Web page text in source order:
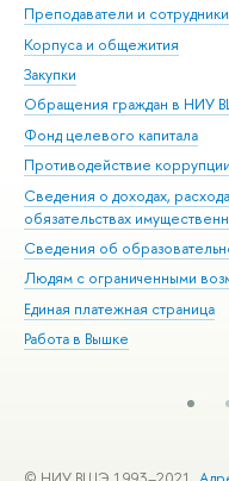
Преподаватели и сотрудники
Корпуса и общежития
Закупки
Обращения граждан в НИУ
Фонд целевого капитала
Противодействие коррупции
Сведения о доходах,
обязательствах
Сведения об
Людям с ограниченными
Единая платежная страница
Работа в Вышке